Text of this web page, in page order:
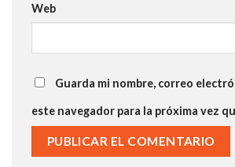
Web
Guarda mi nombre, correo
este navegador para la próxima vez